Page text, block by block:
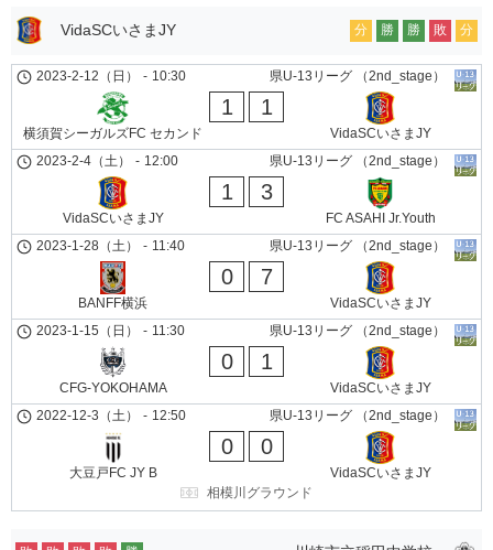
VidaSCいさまJY 分 勝 勝 敗 分
県U-13リーグ （2nd_stage）
2023-2-12（日） - 10:30
横須賀シーガルズFC セカンド
1 1
VidaSCいさまJY
県U-13リーグ （2nd_stage）
2023-2-4（土） - 12:00
VidaSCいさまJY
1 3
FC ASAHI Jr.Youth
県U-13リーグ （2nd_stage）
2023-1-28（土） - 11:40
BANFF横浜
0 7
VidaSCいさまJY
県U-13リーグ （2nd_stage）
2023-1-15（日） - 11:30
CFG-YOKOHAMA
0 1
VidaSCいさまJY
県U-13リーグ （2nd_stage）
2022-12-3（土） - 12:50
大豆戸FC JY B
0 0
VidaSCいさまJY
相模川グラウンド